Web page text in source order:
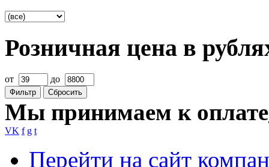
Розничная цена в
от до
Фильтр Сбросить
Мы принимаем к оплате
VK f g t
Перейти на сайт